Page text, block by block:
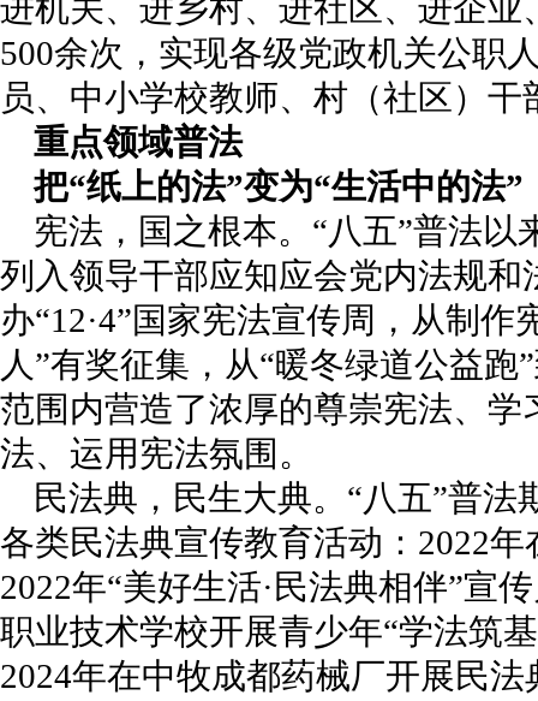
进机关、进乡村、进社区、进企
500余次，实现各级党政机关公职
员、中小学校教师、村（社区）干
重点领域普法
把“纸上的法”变为“生活中的法”
宪法，国之根本。“八五”普法
列入领导干部应知应会党内法规
办“12·4”国家宪法宣传周，从制
人”有奖征集，从“暖冬绿道公益跑
范围内营造了浓厚的尊崇宪法、
法、运用宪法氛围。
民法典，民生大典。“八五”普
各类民法典宣传教育活动：2022
2022年“美好生活·民法典相伴”宣
职业技术学校开展青少年“学法筑
2024年在中牧成都药械厂开展民